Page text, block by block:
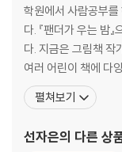
학원에서 사람공부
다. 『팬더가 우는 밤
다. 지금은 그림책 작
여러 어린이 책에 다
핀』, 『꼬마해녀와 물
과 동화책 『위험한 게
붕의 나나』, 『엘리스 월
펼쳐보기
선자은의 다른 상